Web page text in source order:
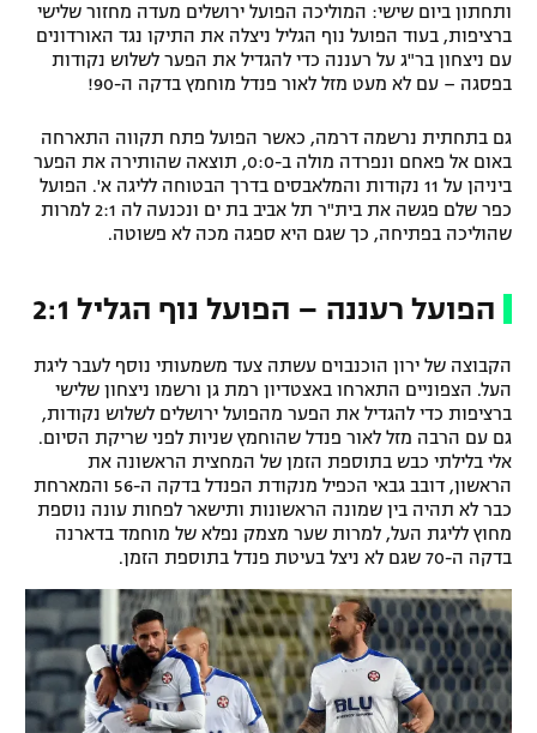
מדיניות פרטיות
תקנון פעילות ספורט 1
רשיון להקרנה פומבית לבית עסק
לוח דרושים – ג'ובנט
תגיות
המגזין
אומנויות לחימה
גיימינג E-Sports
ותחתון ביום שישי: המוליכה הפועל ירושלים מעדה מחזור שלישי
ברציפות, בעוד הפועל נוף הגליל ניצלה את התיקו נגד האורדונים
עם ניצחון בר"ג על רעננה כדי להגדיל את הפער לשלוש נקודות
בפסגה – עם לא מעט מזל לאור פנדל מוחמץ בדקה ה-90!
גם בתחתית נרשמה דרמה, כאשר הפועל פתח תקווה התארחה
באום אל פאחם ונפרדה מולה ב-0:0, תוצאה שהותירה את הפער
ביניהן על 11 נקודות והמלאבסים בדרך הבטוחה לליגה א'. הפועל
כפר שלם פגשה את בית"ר תל אביב בת ים ונכנעה לה 2:1 למרות
שהוליכה בפתיחה, כך שגם היא ספגה מכה לא פשוטה.
הפועל רעננה – הפועל נוף הגליל 2:1
הקבוצה של ירון הוכנבוים עשתה צעד משמעותי נוסף לעבר ליגת
העל. הצפוניים התארחו באצטדיון רמת גן ורשמו ניצחון שלישי
ברציפות כדי להגדיל את הפער מהפועל ירושלים לשלוש נקודות,
גם עם הרבה מזל לאור פנדל שהוחמץ שניות לפני שריקת הסיום.
אלי בלילתי כבש בתוספת הזמן של המחצית הראשונה את
הראשון, דובב גבאי הכפיל מנקודת הפנדל בדקה ה-56 והמארחת
כבר לא תהיה בין שמונה הראשונות ותישאר לפחות עונה נוספת
מחוץ לליגת העל, למרות שער מצמק נפלא של מוחמד בדארנה
בדקה ה-70 שגם לא ניצל בעיטת פנדל בתוספת הזמן.